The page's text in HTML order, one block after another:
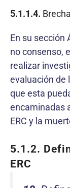
5.1.1.4.
En su sección
no consenso,
realizar
evaluación de
que esta
encaminadas
ERC y la
5.1.2.
ERC